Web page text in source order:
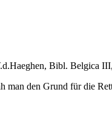
Bibl. Belgica
den Grund für die